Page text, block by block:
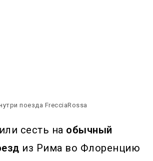
поезда FrecciaRossa
сесть на обычный
из Рима во Флоренцию